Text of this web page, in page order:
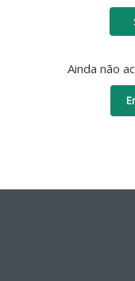
Ainda não